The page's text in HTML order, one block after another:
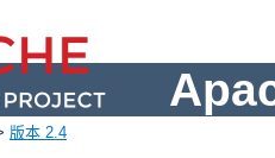
版本 2.4